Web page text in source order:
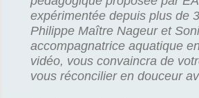
expérimentée depuis plus de
Philippe Maître Nageur et
accompagnatrice aquatique
vidéo, vous convaincra de
vous réconcilier en douceur